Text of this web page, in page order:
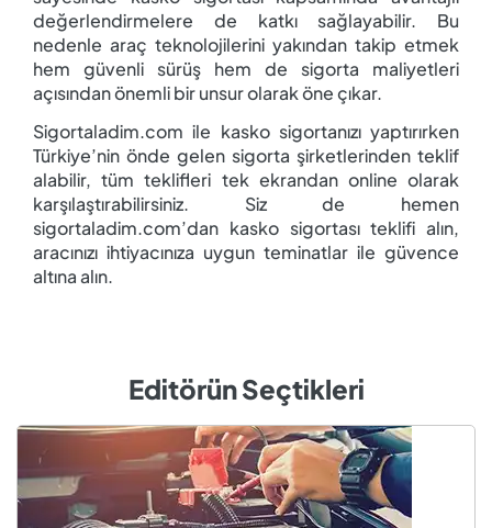
değerlendirmelere de katkı sağlayabilir. Bu
nedenle araç teknolojilerini yakından takip etmek
hem güvenli sürüş hem de sigorta maliyetleri
açısından önemli bir unsur olarak öne çıkar.
Sigortaladim.com ile kasko sigortanızı yaptırırken
Türkiye’nin önde gelen sigorta şirketlerinden teklif
alabilir, tüm teklifleri tek ekrandan online olarak
karşılaştırabilirsiniz. Siz de hemen
sigortaladim.com’dan kasko sigortası teklifi alın,
aracınızı ihtiyacınıza uygun teminatlar ile güvence
altına alın.
Editörün Seçtikleri